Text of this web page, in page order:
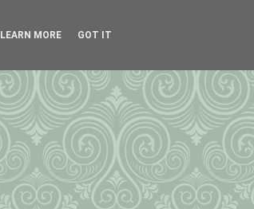
LEARN MORE GOT IT